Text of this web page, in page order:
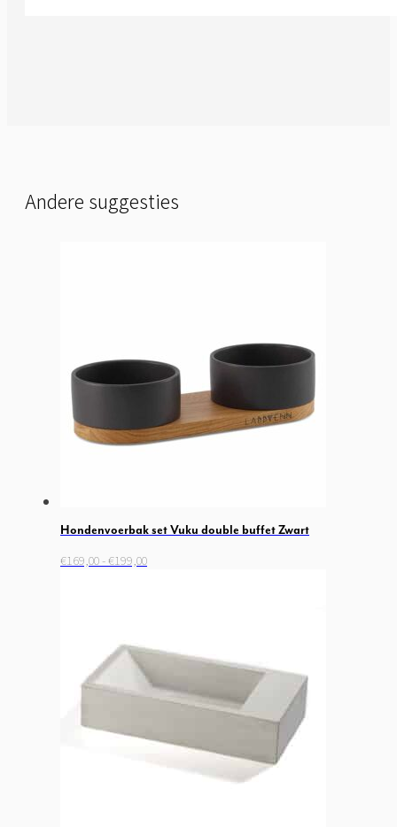
Andere suggesties
Hondenvoerbak set Vuku double buffet Zwart
€169,00 -€199,00Prijsklasse:
Dit
Deze
optie
kan
worden